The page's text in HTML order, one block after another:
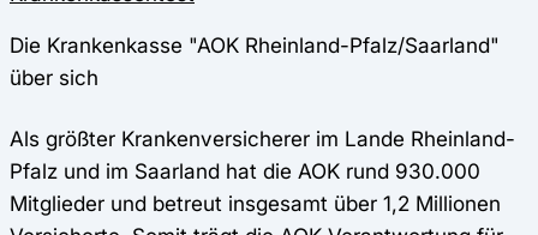
Die Krankenkasse "AOK Rheinland-Pfalz/Saarland"
über sich
Als größter Krankenversicherer im Lande Rheinland-
Pfalz und im Saarland hat die AOK rund 930.000
Mitglieder und betreut insgesamt über 1,2 Millionen